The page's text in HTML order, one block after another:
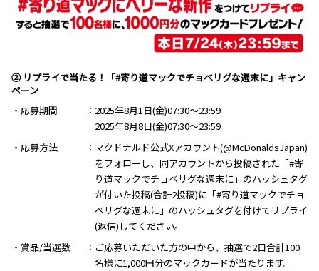
② リプライで当たる！「#寄り道マックでチョベリグな週末に」キャン
ペーン
・応募期間
2025年8月1日(金)07:30～23:59
2025年8月8日(金)07:30～23:59
・応募方法
マクドナルド公式Xアカウント(@McDonaldsJapan)
をフォローし、同アカウントから投稿された「#寄
り道マックでチョベリグな週末に」のハッシュタグ
が付いた投稿(合計2投稿)に「#寄り道マックでチョ
ベリグな週末に」のハッシュタグを付けてリプライ
(返信)してください。
・賞品/当選数
ご応募いただいた方の中から、抽選で2日合計100
名様に1,000円分のマックカードが当たります。